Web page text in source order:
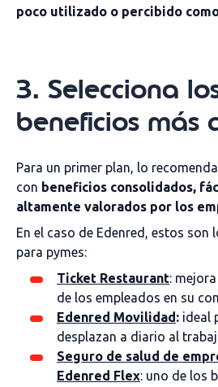
poco utilizado o percibido
3. Selecciona
beneficios más
Para un primer plan, lo
con beneficios consolidados,
altamente valorados por los
En el caso de Edenred, estos son
para pymes:
Ticket Restaurant:
de los empleados en su
Edenred Movilidad: ideal
desplazan a diario al
Seguro de salud de
Edenred Flex: uno de los